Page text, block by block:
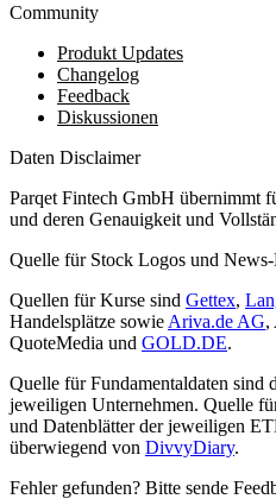
Community
Produkt Updates
Changelog
Feedback
Diskussionen
Daten Disclaimer
Parqet Fintech GmbH übernimmt
und deren Genauigkeit und
Quelle für Stock Logos und
Quellen für Kurse sind Gettex,
Handelsplätze sowie Ariva.de AG,
QuoteMedia und GOLD.DE.
Quelle für Fundamentaldaten sind
jeweiligen Unternehmen. Quelle
und Datenblätter der jeweiligen
überwiegend von DivvyDiary.
Fehler gefunden? Bitte sende